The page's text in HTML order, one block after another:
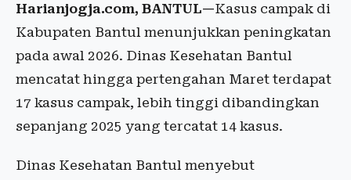
Harianjogja.com, BANTUL—Kasus campak di
Kabupaten Bantul menunjukkan peningkatan
pada awal 2026. Dinas Kesehatan Bantul
mencatat hingga pertengahan Maret terdapat
17 kasus campak, lebih tinggi dibandingkan
sepanjang 2025 yang tercatat 14 kasus.
Dinas Kesehatan Bantul menyebut